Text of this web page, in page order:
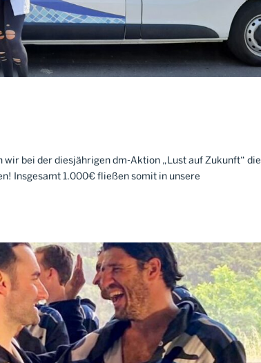
bei der diesjährigen dm-Aktion „Lust auf Zukunft“ die
Insgesamt 1.000€ fließen somit in unsere